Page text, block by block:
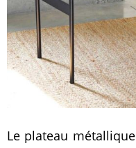
Le plateau